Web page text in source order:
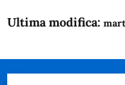
Ultima modifica: